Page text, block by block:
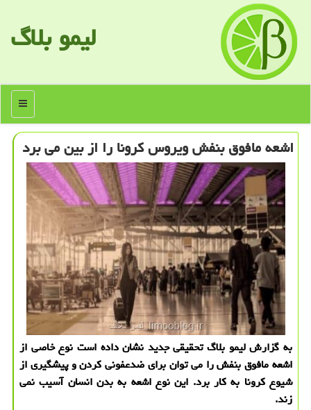
لیمو بلاگ
منو
اشعه مافوق بنفش ویروس كرونا را از بین می برد
به گزارش لیمو بلاگ تحقیقی جدید نشان داده است نوع خاصی از
اشعه مافوق بنفش را می توان برای ضدعفونی كردن و پیشگیری از
شیوع كرونا به كار برد. این نوع اشعه به بدن انسان آسیب نمی
زند.